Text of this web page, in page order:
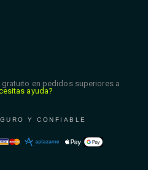
en pedidos superiores a
ayuda?
Y CONFIABLE